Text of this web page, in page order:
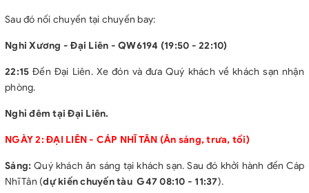
đoàn).
Tiêu chuẩn nước suối 1 chai/người/ngày.
GIÁ TOUR CHƯA BAO GỒM
Phí Phòng đơn, Phí làm hộ chiếu.
Tiền bồi dưỡng cho HDV và lái xe: 48USD/khách/hành trình
(người lớn = trẻ em).
Các chi phí cá nhân: điện thoại, giặt là, các dịch vụ tự túc.
Chi phí bữa tối (01 bữa) tại Cáp Nhĩ Tân.
Thuế phí theo quy định.
Sau đó nối chuyến tại chuyến bay:
Nghi Xương - Đại Liên - QW6194 (19:50 - 22:10)
22:15 Đến Đại Liên. Xe đón và đưa Quý khách về khách sạn nhận
phòng.
Nghỉ đêm tại Đại Liên.
NGÀY 2: ĐẠI LIÊN - CÁP NHĨ TÂN (Ăn sáng, trưa, tối)
Sáng:Quý khách ăn sáng tại khách sạn. Sau đó khởi hành đến Cáp
Nhĩ Tân (dự kiến chuyến tàu G47 08:10 - 11:37).